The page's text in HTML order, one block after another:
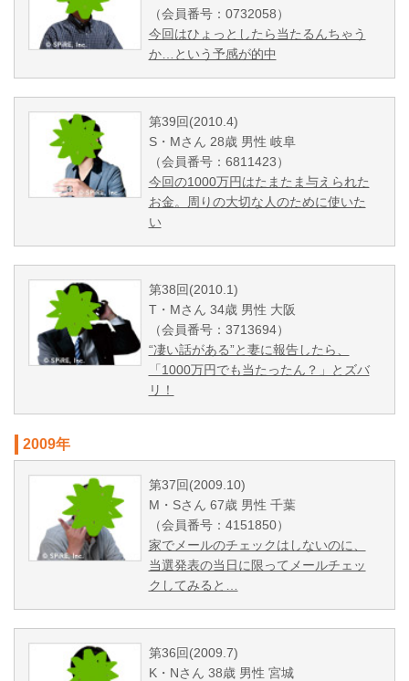
（会員番号：0732058）
今回はひょっとしたら当たるんちゃう
か…という予感が的中
第39回(2010.4)
S・Mさん 28歳 男性 岐阜
（会員番号：6811423）
今回の1000万円はたまたま与えられた
お金。周りの大切な人のために使いた
い
第38回(2010.1)
T・Mさん 34歳 男性 大阪
（会員番号：3713694）
“凄い話がある”と妻に報告したら、
「1000万円でも当たったん？」とズバ
リ！
2009年
第37回(2009.10)
M・Sさん 67歳 男性 千葉
（会員番号：4151850）
家でメールのチェックはしないのに、
当選発表の当日に限ってメールチェッ
クしてみると…
第36回(2009.7)
K・Nさん 38歳 男性 宮城